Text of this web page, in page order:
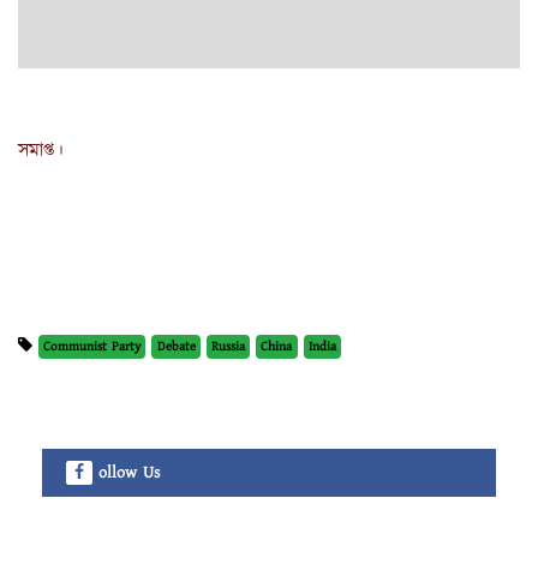
সমাপ্ত।
Communist Party Debate Russia China India
ollow Us